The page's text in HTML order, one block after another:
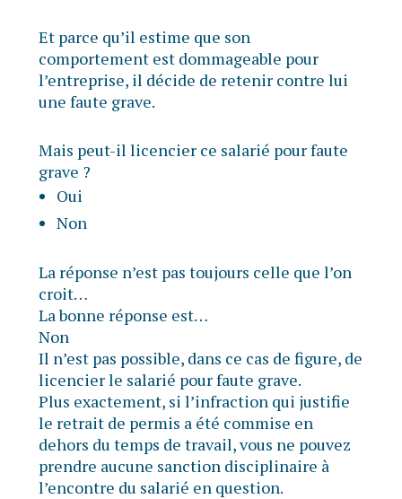
Et parce qu’il estime que son
comportement est dommageable pour
l’entreprise, il décide de retenir contre lui
une faute grave.
Mais peut-il licencier ce salarié pour faute
grave ?
Oui
Non
La réponse n’est pas toujours celle que l’on
croit…
La bonne réponse est…
Non
Il n’est pas possible, dans ce cas de figure, de
licencier le salarié pour faute grave.
Plus exactement, si l’infraction qui justifie
le retrait de permis a été commise en
dehors du temps de travail, vous ne pouvez
prendre aucune sanction disciplinaire à
l’encontre du salarié en question.